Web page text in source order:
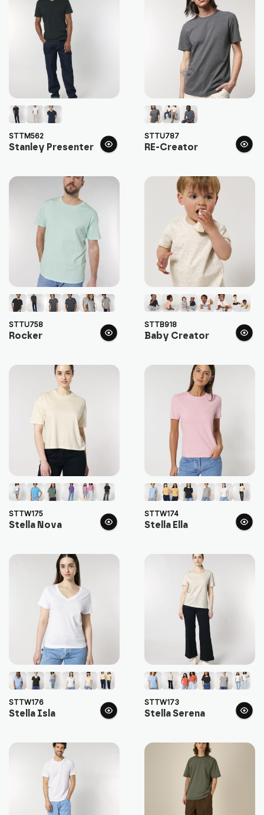
STTM562
Stanley Presenter
STTU787
RE-Creator
STTU758
Rocker
STTB918
Baby Creator
STTW175
Stella Nova
STTW174
Stella Ella
STTW176
Stella Isla
STTW173
Stella Serena